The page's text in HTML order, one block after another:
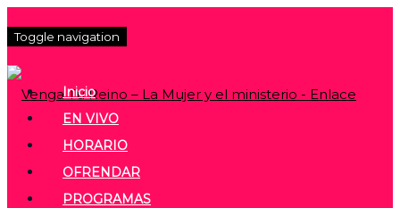
Toggle navigation
Inicio
EN VIVO
HORARIO
OFRENDAR
PROGRAMAS